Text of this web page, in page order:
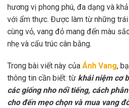
hương vị phong phú, đa dạng và
với ẩm thực. Được làm từ những
cùng vỏ, vang đỏ mang đến màu
nhẹ và cấu trúc cân bằng.
Trong bài viết này của Ánh Vang,
thông tin cần biết: từ khái niệm cơ
các giống nho nổi tiếng, cách
cho đến mẹo chọn và mua vang